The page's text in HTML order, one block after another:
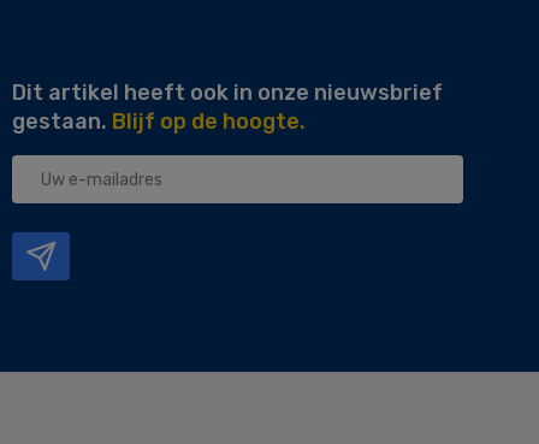
Dit artikel heeft ook in onze nieuwsbrief
gestaan. Blijf op de hoogte.
Uw